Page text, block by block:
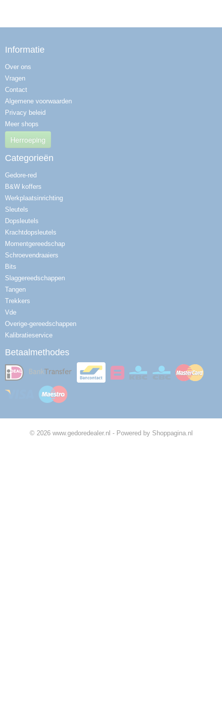
Informatie
Over ons
Vragen
Contact
Algemene voorwaarden
Privacy beleid
Meer shops
Herroeping
Categorieën
Gedore-red
B&W koffers
Werkplaatsinrichting
Sleutels
Dopsleutels
Krachtdopsleutels
Momentgereedschap
Schroevendraaiers
Bits
Slaggereedschappen
Tangen
Trekkers
Vde
Overige-gereedschappen
Kalibratieservice
Betaalmethodes
© 2026 www.gedoredealer.nl - Powered by Shoppagina.nl